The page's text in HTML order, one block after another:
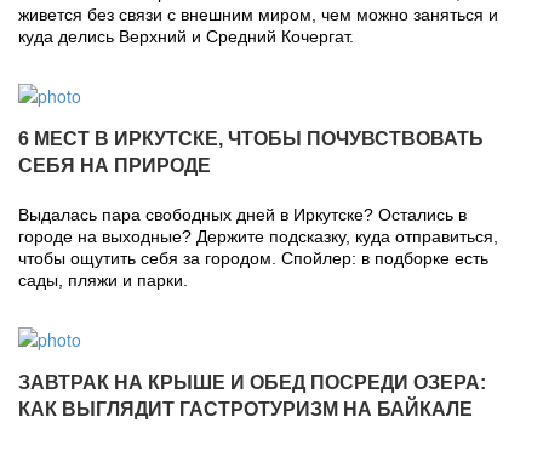
живется без связи с внешним миром, чем можно заняться и
куда делись Верхний и Средний Кочергат.
6 МЕСТ В ИРКУТСКЕ, ЧТОБЫ ПОЧУВСТВОВАТЬ
СЕБЯ НА ПРИРОДЕ
Выдалась пара свободных дней в Иркутске? Остались в
городе на выходные? Держите подсказку, куда отправиться,
чтобы ощутить себя за городом. Спойлер: в подборке есть
сады, пляжи и парки.
ЗАВТРАК НА КРЫШЕ И ОБЕД ПОСРЕДИ ОЗЕРА:
КАК ВЫГЛЯДИТ ГАСТРОТУРИЗМ НА БАЙКАЛЕ